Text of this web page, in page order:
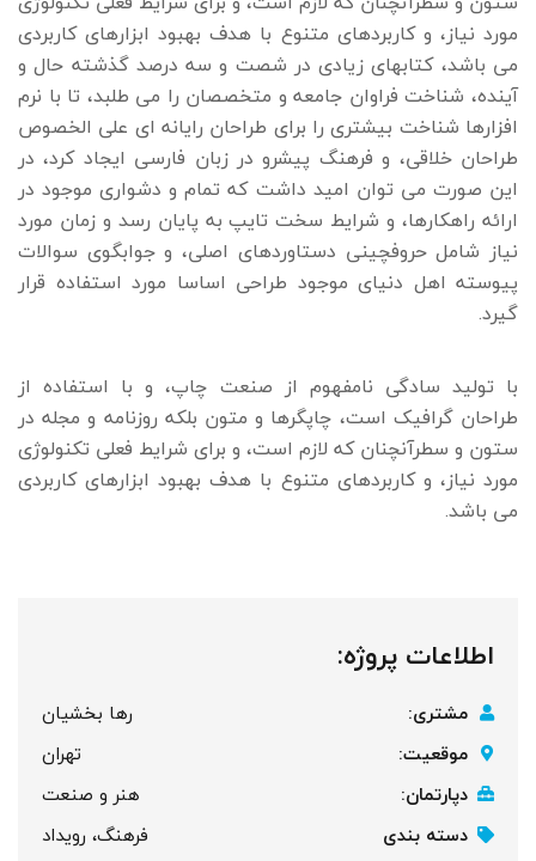
مورد نیاز، و کاربردهای متنوع با هدف بهبود ابزارهای کاربردی
می باشد، کتابهای زیادی در شصت و سه درصد گذشته حال و
آینده، شناخت فراوان جامعه و متخصصان را می طلبد، تا با نرم
افزارها شناخت بیشتری را برای طراحان رایانه ای علی الخصوص
طراحان خلاقی، و فرهنگ پیشرو در زبان فارسی ایجاد کرد، در
این صورت می توان امید داشت که تمام و دشواری موجود در
ارائه راهکارها، و شرایط سخت تایپ به پایان رسد و زمان مورد
نیاز شامل حروفچینی دستاوردهای اصلی، و جوابگوی سوالات
پیوسته اهل دنیای موجود طراحی اساسا مورد استفاده قرار
گیرد.
با تولید سادگی نامفهوم از صنعت چاپ، و با استفاده از
طراحان گرافیک است، چاپگرها و متون بلکه روزنامه و مجله در
ستون و سطرآنچنان که لازم است، و برای شرایط فعلی تکنولوژی
مورد نیاز، و کاربردهای متنوع با هدف بهبود ابزارهای کاربردی
می باشد.
اطلاعات پروژه:
مشتری:
رها بخشیان
موقعیت:
تهران
دپارتمان:
هنر و صنعت
دسته بندی
فرهنگ، رویداد